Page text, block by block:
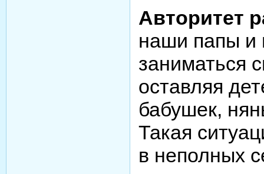
Авторитет
наши папы и
заниматься
оставляя
бабушек,
Такая
в неполных